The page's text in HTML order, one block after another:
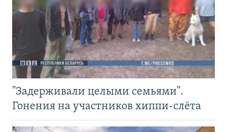
"Задерживали целыми семьями".
Гонения на участников хиппи-слёта